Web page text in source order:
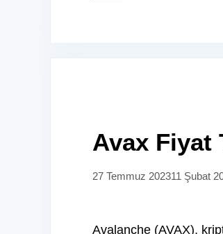
Avax Fiyat
27 Temmuz 202311 Şubat
Avalanche (AVAX),